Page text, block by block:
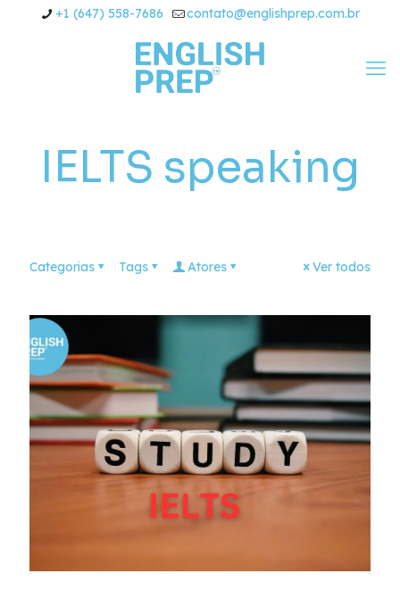
+1 (647) 558-7686 contato@englishprep.com.br
IELTS speaking
Categorias Tags Atores Ver todos